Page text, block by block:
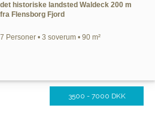
det historiske landsted Waldeck 200 m
fra Flensborg Fjord
7 Personer • 3 soverum • 90 m²
3500 - 7000 DKK